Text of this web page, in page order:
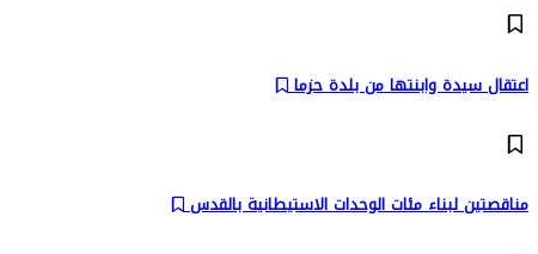
اعتقال سيدة وابنتها من بلدة حزما
مناقصتين لبناء مئات الوحدات الاستيطانية بالقدس